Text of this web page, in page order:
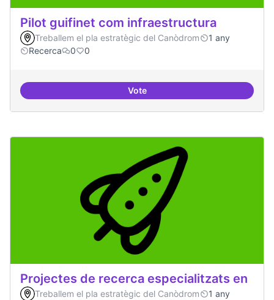
Pilot guifinet com infraestructura
Treballem el pla estratègic del Canòdrom
1 any
Recerca
0 0
VotePilot guifinet com
Projectes de recerca especialitzats en
Treballem el pla estratègic del Canòdrom
1 any